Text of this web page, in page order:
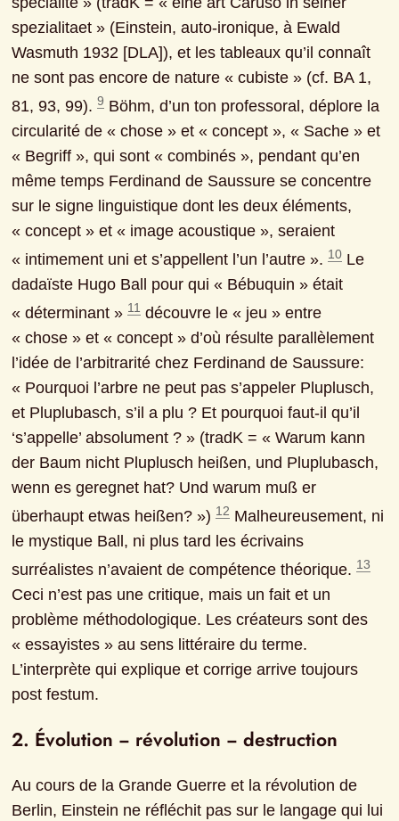
spezialitaet » (Einstein, auto-ironique, à Ewald
Wasmuth 1932 [DLA]), et les tableaux qu’il connaît
ne sont pas encore de nature « cubiste » (cf. BA 1,
81, 93, 99). 9 Böhm, d’un ton professoral, déplore la
circularité de « chose » et « concept », « Sache » et
« Begriff », qui sont « combinés », pendant qu’en
même temps Ferdinand de Saussure se concentre
sur le signe linguistique dont les deux éléments,
« concept » et « image acoustique », seraient
« intimement uni et s’appellent l’un l’autre ». 10 Le
dadaïste Hugo Ball pour qui « Bébuquin » était
« déterminant » 11 découvre le « jeu » entre
« chose » et « concept » d’où résulte parallèlement
l’idée de l’arbitrarité chez Ferdinand de Saussure:
« Pourquoi l’arbre ne peut pas s’appeler Pluplusch,
et Pluplubasch, s’il a plu ? Et pourquoi faut-il qu’il
‘s’appelle’ absolument ? » (tradK = « Warum kann
der Baum nicht Pluplusch heißen, und Pluplubasch,
wenn es geregnet hat? Und warum muß er
überhaupt etwas heißen? ») 12 Malheureusement, ni
le mystique Ball, ni plus tard les écrivains
surréalistes n’avaient de compétence théorique. 13
Ceci n’est pas une critique, mais un fait et un
problème méthodologique. Les créateurs sont des
« essayistes » au sens littéraire du terme.
L’interprète qui explique et corrige arrive toujours
post festum.
2. Évolution ‒ révolution ‒ destruction
Au cours de la Grande Guerre et la révolution de
Berlin, Einstein ne réfléchit pas sur le langage qui lui